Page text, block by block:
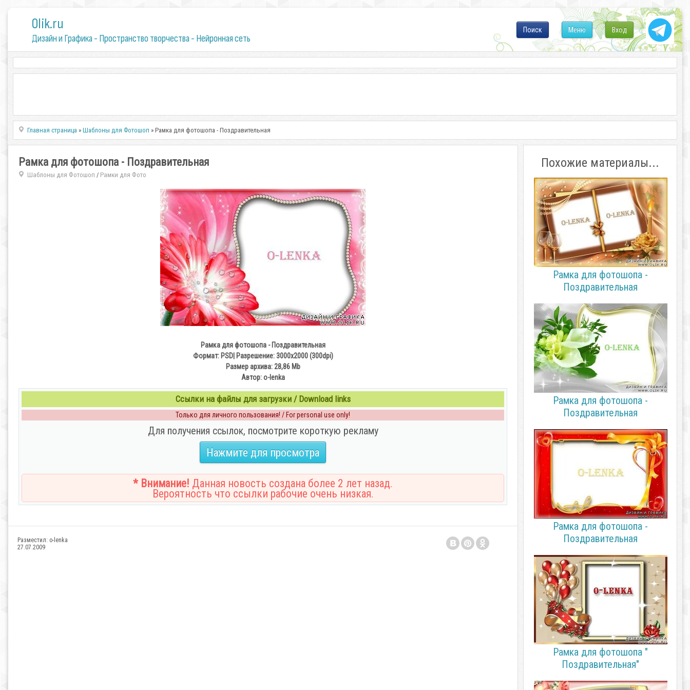
0lik.ru
Дизайн и Графика - Пространство творчества - Нейронная сеть
Вход
Меню
Поиск
Главная страница »Шаблоны для Фотошоп » Рамка для фотошопа - Поздравительная
Рамка для фотошопа - Поздравительная
Шаблоны для Фотошоп / Рамки для Фото
Рамка для фотошопа - Поздравительная
Формат: PSD| Разрешение: 3000х2000 (300dpi)
Размер архива: 28,86 Mb
Автор: o-lenka
Ссылки на файлы для загрузки / Download links
Только для личного пользования! / For personal use only!
Для получения ссылок, посмотрите короткую рекламу
Нажмите для просмотра
* Внимание! Данная новость создана более 2 лет назад.
Вероятность что ссылки рабочие очень низкая.
Разместил: o-lenka
27.07.2009
Похожие материалы...
Рамка для фотошопа -
Поздравительная
Рамка для фотошопа -
Поздравительная
Рамка для фотошопа -
Поздравительная
Рамка для фотошопа "
Поздравительная"